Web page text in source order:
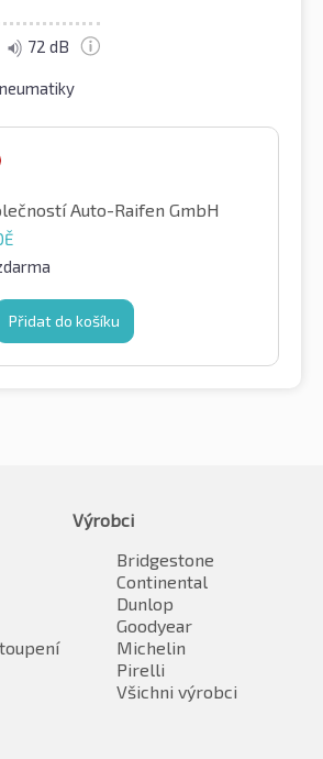
72 dB
Auto-Raifen GmbH
Přidat do košíku
Výrobci
Bridgestone
Continental
Dunlop
Goodyear
Michelin
Pirelli
Všichni výrobci